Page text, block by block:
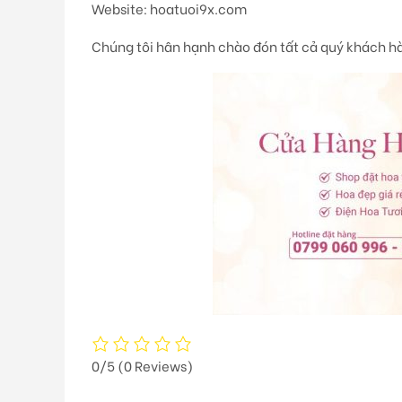
Website: hoatuoi9x.com
Chúng tôi hân hạnh chào đón tất cả quý khách
0/5(0 Reviews)